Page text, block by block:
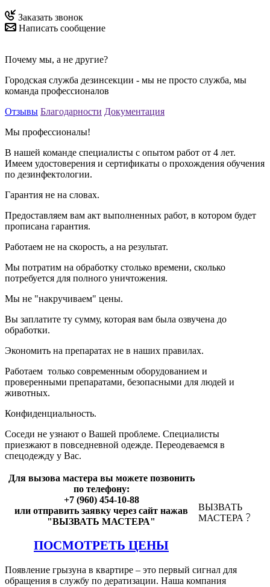
Заказать звонок
Написать сообщение
Почему мы, а не другие?
Городская служба дезинсекции - мы не просто служба, мы
команда профессионалов
Отзывы Благодарности Документация
Мы профессионалы!
В нашей команде специалисты с опытом работ от 4 лет.
Имеем удостоверения и сертификаты о прохождения обучения
по дезинфектологии.
Гарантия не на словах.
Предоставляем вам акт выполненных работ, в котором будет
прописана гарантия.
Работаем не на скорость, а на результат.
Мы потратим на обработку столько времени, сколько
потребуется для полного уничтожения.
Мы не "накручиваем" цены.
Вы заплатите ту сумму, которая вам была озвучена до
обработки.
Экономить на препаратах не в наших правилах.
Работаем только современным оборудованием и
проверенными препаратами, безопасными для людей и
животных.
Конфиденциальность.
Соседи не узнают о Вашей проблеме. Специалисты
приезжают в повседневной одежде. Переодеваемся в
спецодежду у Вас.
Для вызова мастера вы можете позвонить
по телефону:
+7 (960) 454-10-88
или отправить заявку через сайт нажав
"ВЫЗВАТЬ МАСТЕРА"
ПОСМОТРЕТЬ ЦЕНЫ
ВЫЗВАТЬ
МАСТЕРА
Появление грызуна в квартире – это первый сигнал для
обращения в службу по дератизации. Наша компания